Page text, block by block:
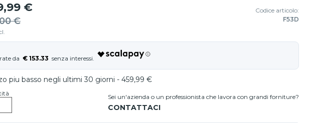
€
€
Codice articolo:
F53D
€ 153.33
piu basso negli ultimi 30 giorni - 459,99 €
Sei un'azienda o un professionista che lavora con grandi forniture?